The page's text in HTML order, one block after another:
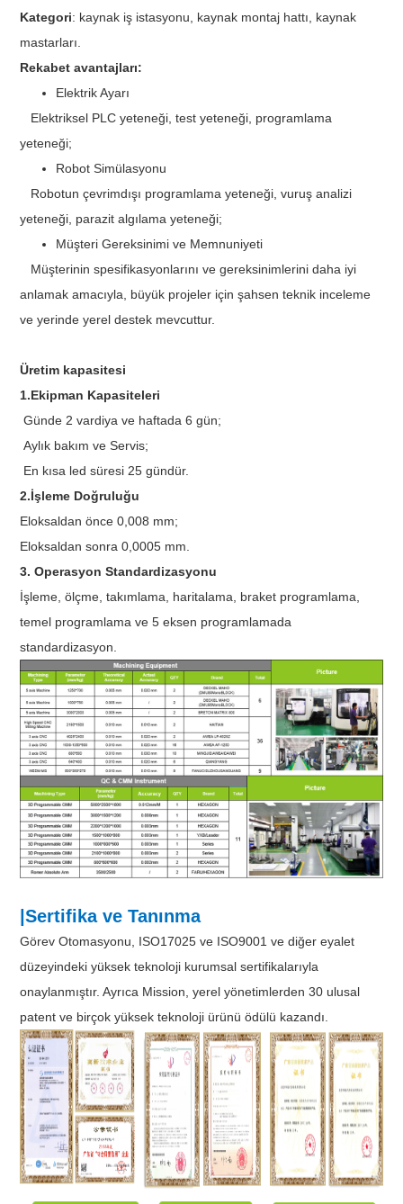
Kategori: kaynak iş istasyonu, kaynak montaj hattı, kaynak
mastarları.
Rekabet avantajları:
Elektrik Ayarı
Elektriksel PLC yeteneği, test yeteneği, programlama
yeteneği;
Robot Simülasyonu
Robotun çevrimdışı programlama yeteneği, vuruş analizi
yeteneği, parazit algılama yeteneği;
Müşteri Gereksinimi ve Memnuniyeti
Müşterinin spesifikasyonlarını ve gereksinimlerini daha iyi
anlamak amacıyla, büyük projeler için şahsen teknik inceleme
ve yerinde yerel destek mevcuttur.
Üretim kapasitesi
1.Ekipman Kapasiteleri
Günde 2 vardiya ve haftada 6 gün;
Aylık bakım ve Servis;
En kısa led süresi 25 gündür.
2.İşleme Doğruluğu
Eloksaldan önce 0,008 mm;
Eloksaldan sonra 0,0005 mm.
3. Operasyon Standardizasyonu
İşleme, ölçme, takımlama, haritalama, braket programlama,
temel programlama ve 5 eksen programlamada
standardizasyon.
|Sertifika ve Tanınma
Görev Otomasyonu, ISO17025 ve ISO9001 ve diğer eyalet
düzeyindeki yüksek teknoloji kurumsal sertifikalarıyla
onaylanmıştır. Ayrıca Mission, yerel yönetimlerden 30 ulusal
patent ve birçok yüksek teknoloji ürünü ödülü kazandı.